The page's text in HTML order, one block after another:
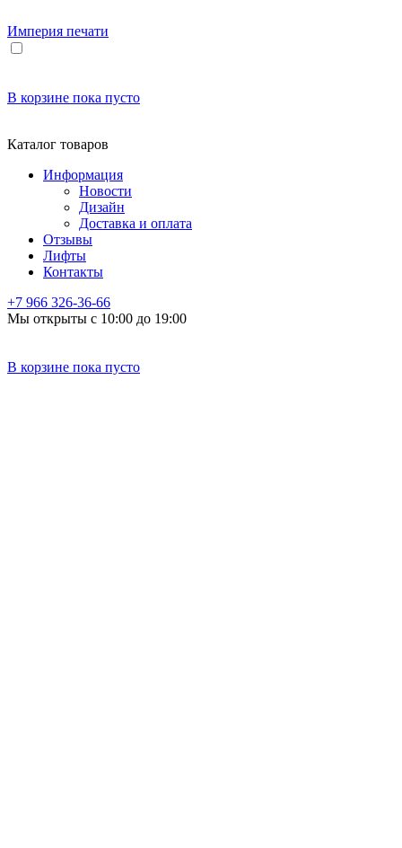
Империя печати
В корзине пока пусто
Каталог товаров
Информация
Новости
Дизайн
Доставка и оплата
Отзывы
Лифты
Контакты
+7 966 326-36-66
Мы открыты с 10:00 до 19:00
В корзине пока пусто